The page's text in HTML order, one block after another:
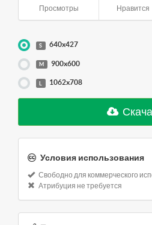
Просмотры Нравится
S 640x427
M 900x600
L 1062x708
Условия использования
Свободно для коммерческого
Атрибуция не требуется